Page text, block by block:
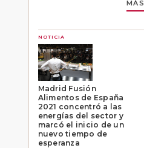
MÁS
NOTICIA
Madrid Fusión
Alimentos de España
2021 concentró a las
energías del sector y
marcó el inicio de un
nuevo tiempo de
esperanza